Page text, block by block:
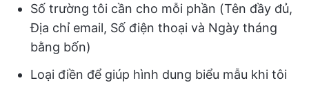
Số trường tôi cần cho mỗi phần (Tên đầy đủ,
Địa chỉ email, Số điện thoại và Ngày tháng
bằng bốn)
Loại điền để giúp hình dung biểu mẫu khi tôi